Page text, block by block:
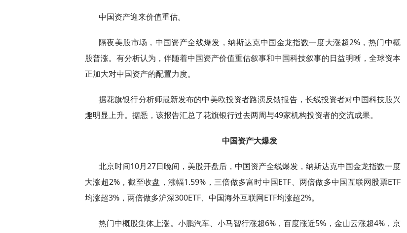
中国资产迎来价值重估。
隔夜美股市场，中国资产全线爆发，纳斯达克中国金龙指数一度大涨超2%，热门中概
股普涨。有分析认为，伴随着中国资产价值重估叙事和中国科技叙事的日益明晰，全球资本
正加大对中国资产的配置力度。
据花旗银行分析师最新发布的中美欧投资者路演反馈报告，长线投资者对中国科技股兴
趣明显上升。据悉，该报告汇总了花旗银行过去两周与49家机构投资者的交流成果。
中国资产大爆发
北京时间10月27日晚间，美股开盘后，中国资产全线爆发，纳斯达克中国金龙指数一度
大涨超2%，截至收盘，涨幅1.59%，三倍做多富时中国ETF、两倍做多中国互联网股票ETF
均涨超3%，两倍做多沪深300ETF、中国海外互联网ETF均涨超2%。
热门中概股集体上涨。小鹏汽车、小马智行涨超6%，百度涨近5%，金山云涨超4%，京